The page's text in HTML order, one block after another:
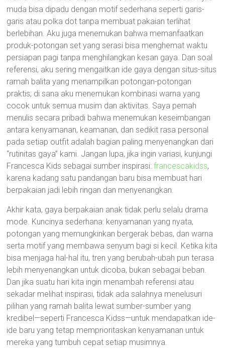
muda bisa dipadu dengan motif sederhana seperti garis-
garis atau polka dot tanpa membuat pakaian terlihat
berlebihan. Aku juga menemukan bahwa memanfaatkan
produk-potongan set yang serasi bisa menghemat waktu
persiapan pagi tanpa menghilangkan kesan gaya. Dan soal
referensi, aku sering mengaitkan ide gaya dengan situs-situs
ramah balita yang menampilkan potongan-potongan
praktis; di sana aku menemukan kombinasi warna yang
cocok untuk semua musim dan aktivitas. Saya pernah
menulis secara pribadi bahwa menemukan keseimbangan
antara kenyamanan, keamanan, dan sedikit rasa personal
pada setiap outfit adalah bagian paling menyenangkan dari
“rutinitas gaya” kami. Jangan lupa, jika ingin variasi, kunjungi
Francesca Kids sebagai sumber inspirasi:francescakidss,
karena kadang satu pandangan baru bisa membuat hari
berpakaian jadi lebih ringan dan menyenangkan.
Akhir kata, gaya berpakaian anak tidak perlu selalu drama
mode. Kuncinya sederhana: kenyamanan yang nyata,
potongan yang memungkinkan bergerak bebas, dan warna
serta motif yang membawa senyum bagi si kecil. Ketika kita
bisa menjaga hal-hal itu, tren yang berubah-ubah pun terasa
lebih menyenangkan untuk dicoba, bukan sebagai beban.
Dan jika suatu hari kita ingin menambah referensi atau
sekadar melihat inspirasi, tidak ada salahnya menelusuri
pilihan yang ramah balita lewat sumber-sumber yang
kredibel—seperti Francesca Kidss—untuk mendapatkan ide-
ide baru yang tetap memprioritaskan kenyamanan untuk
mereka yang tumbuh cepat setiap musimnya.